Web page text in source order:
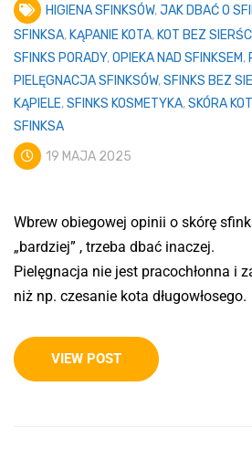
HIGIENA SFINKSÓW,JAK DBAĆ O
SFINKSA, KĄPANIE KOTA, KOT BEZ
SFINKS PORADY,OPIEKA NAD SFINKSEM,
PIELĘGNACJA SFINKSÓW,SFINKS BEZ
KĄPIELE,SFINKS KOSMETYKA,SKÓRA
SFINKSA
19 MAJA 2025
Wbrew obiegowej opinii o skórę
„bardziej” , trzeba dbać inaczej.
Pielęgnacja nie jest pracochłonna i
niż np. czesanie kota długowłosego.
VIEW POST